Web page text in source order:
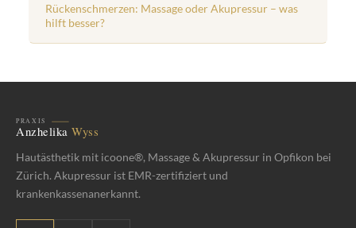
Rückenschmerzen: Massage oder Akupressur – was
hilft besser?
Hautästhetik mit icoone®, Massage & Akupressur in Opfikon bei
Zürich. Akupressur ist EMR-zertifiziert und
krankenkassenanerkannt.